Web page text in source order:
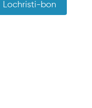
Lochristi-bon